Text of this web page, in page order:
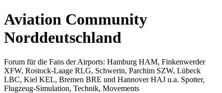
Aviation Community
Norddeutschland
Forum für die Fans der Airports: Hamburg HAM, Finkenwerder
XFW, Rostock-Laage RLG, Schwerin, Parchim SZW, Lübeck
LBC, Kiel KEL, Bremen BRE und Hannover HAJ u.a. Spotter,
Flugzeug-Simulation, Technik, Movements